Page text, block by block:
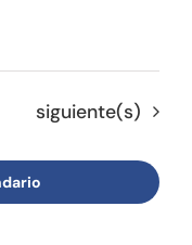
Eventos
siguiente(s)